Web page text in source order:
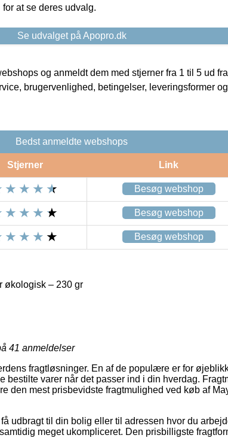
for at se deres udvalg.
Se udvalget på Apopro.dk
og anmeldt dem med stjerner fra 1 til 5 ud
brugervenlighed, betingelser, leveringsformer og
Bedst anmeldte webshops
Stjerner Link
Besøg webshop
Besøg webshop
Besøg webshop
økologisk – 230 gr
41 anmeldelser
fragtløsninger. En af de populære er for
bestilte varer når det passer ind i din hverdag.
den mest prisbevidste fragtmulighed ved køb af
udbragt til din bolig eller til adressen hvor du
meget ukompliceret. Den prisbilligste